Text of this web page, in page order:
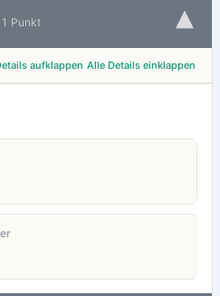
1 Punkt ▾
aufklappen Alle Details einklappen